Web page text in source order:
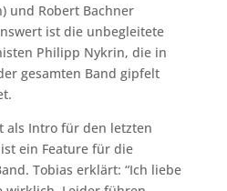
und Robert Bachner
ist die unbegleitete
Philipp Nykrin, die in
gesamten Band gipfelt
als Intro für den letzten
ein Feature für die
Tobias erklärt: “Ich liebe